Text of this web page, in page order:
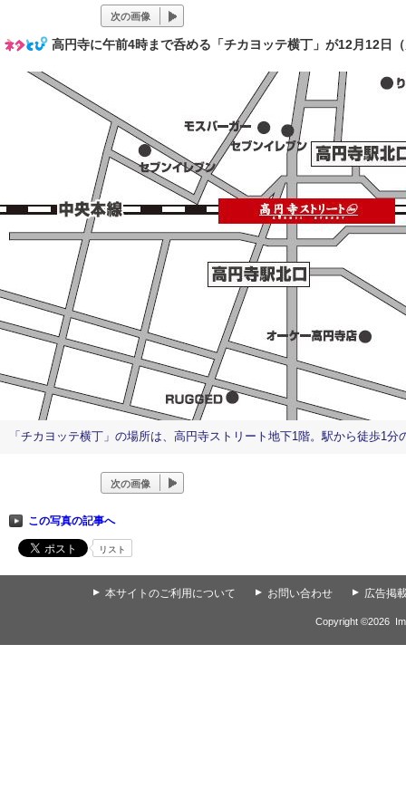
次の画像
高円寺に午前4時まで呑める「チカヨッテ横丁」が12月12日
「チカヨッテ横丁」の場所は、高円寺ストリート地下1階。駅から徒歩1分
次の画像
この写真の記事へ
リスト
▲ 本サイトのご利用について ▲ お問い合わせ ▲ 広告掲
Copyright ©2026